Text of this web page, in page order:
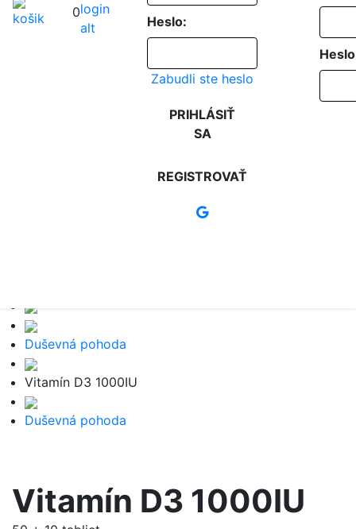
0
Heslo:
Zabudli ste heslo
PRIHLÁSIŤ
SA
REGISTROVAŤ
Duševná pohoda
Vitamín D3 1000IU
Duševná pohoda
Vitamín D3 1000IU